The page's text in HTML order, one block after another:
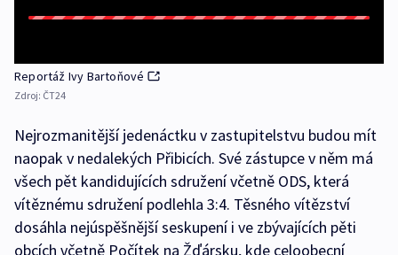
Reportáž Ivy Bartoňové
Zdroj: ČT24
Nejrozmanitější jedenáctku v zastupitelstvu budou mít
naopak v nedalekých Přibicích. Své zástupce v něm má
všech pět kandidujících sdružení včetně ODS, která
vítěznému sdružení podlehla 3:4. Těsného vítězství
dosáhla nejúspěšnější seskupení i ve zbývajících pěti
obcích včetně Počítek na Žďársku, kde celoobecní